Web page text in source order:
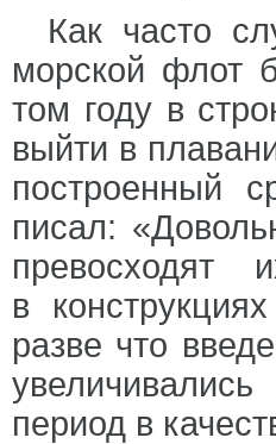
Как часто
морской флот
том году в
выйти в
построенный
писал:
в
разве что
период в